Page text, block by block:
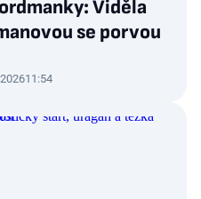
Viděla
se porvou
11:54